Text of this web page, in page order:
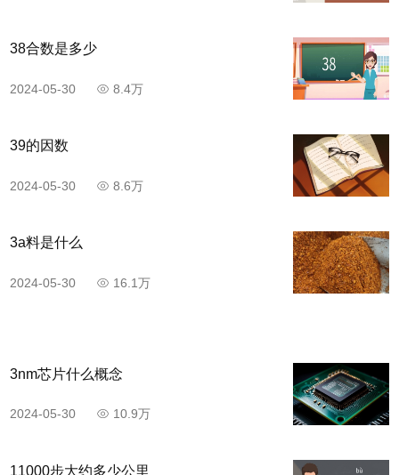
38合数是多少
2024-05-30 8.4万
39的因数
2024-05-30 8.6万
3a料是什么
2024-05-30 16.1万
3nm芯片什么概念
2024-05-30 10.9万
11000步大约多少公里